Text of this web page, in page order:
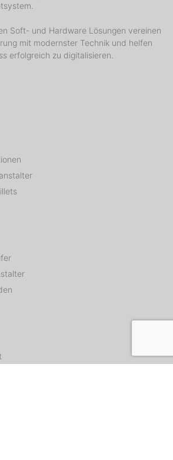
Soft- und Hardware Lösungen vereinen
mit modernster Technik und helfen
erfolgreich zu digitalisieren.